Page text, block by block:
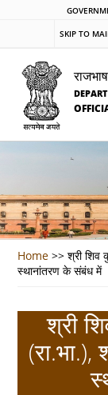
SKIP TO
Home >>श्री शिव
स्थानांतरण के संबंध में
श्री